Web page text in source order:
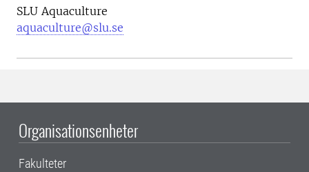
SLU Aquaculture
aquaculture@slu.se
Organisationsenheter
Fakulteter